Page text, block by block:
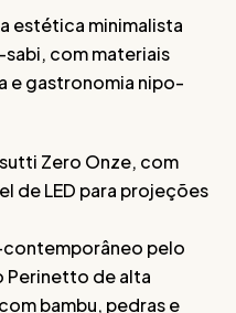
estética minimalista
com materiais
e gastronomia nipo-
Zero Onze, com
de LED para projeções
pelo
Perinetto de alta
bambu, pedras e